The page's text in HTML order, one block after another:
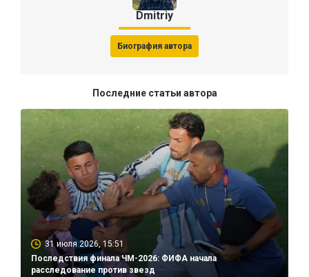
Dmitriy
Биография автора
Последние статьи автора
31 июля 2026, 15:51
Последствия финала ЧМ-2026: ФИФА начала
расследование против звезд